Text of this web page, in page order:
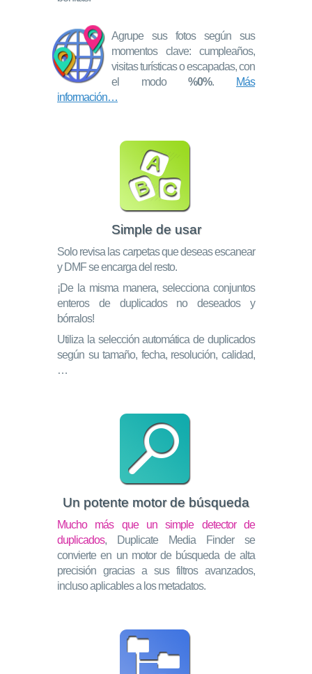
Agrupe sus fotos según sus
momentos clave: cumpleaños,
visitas turísticas o escapadas, con
el modo%0%.
Más
información…
Simple de usar
Solo revisa las carpetas que deseas escanear
y DMF se encarga del resto.
¡De la misma manera, selecciona conjuntos
enteros de duplicados no deseados y
bórralos!
Utiliza la selección automática de duplicados
según su tamaño, fecha, resolución, calidad,
…
Un potente motor de búsqueda
Mucho más que un simple detector de
duplicados, Duplicate Media Finder se
convierte en un motor de búsqueda de alta
precisión gracias a sus filtros avanzados,
incluso aplicables a los metadatos.